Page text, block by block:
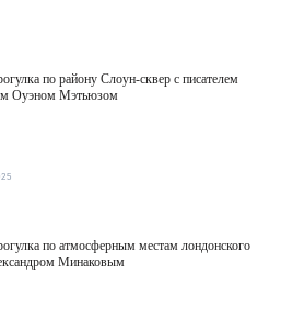
по району Слоун-сквер с писателем
Оуэном Мэтьюзом
по атмосферным местам лондонского
Минаковым